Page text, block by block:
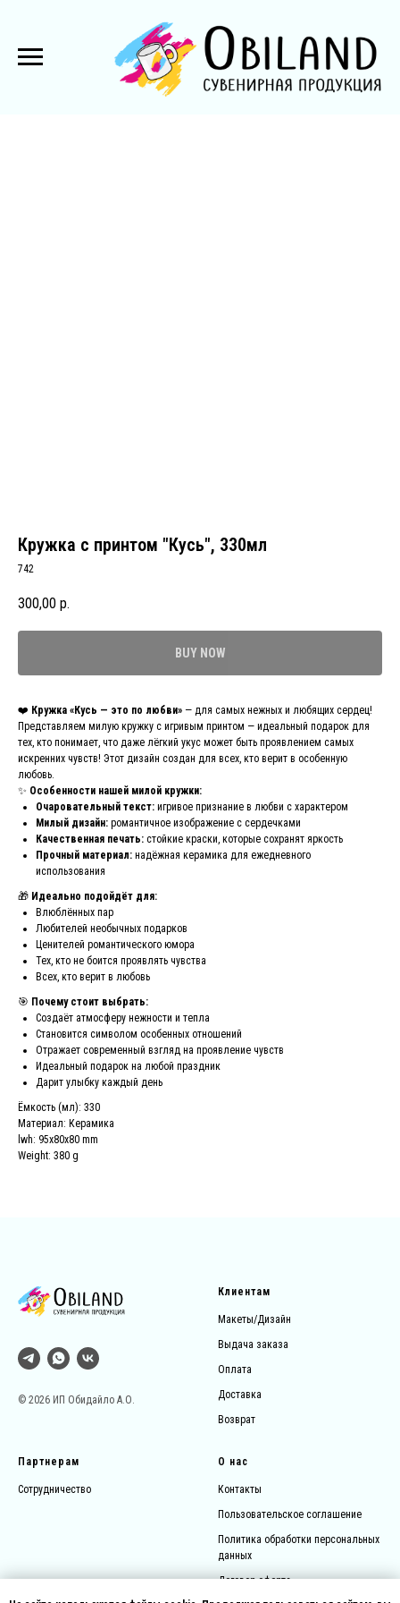
Кружка с принтом "Кусь", 330мл
742
300,00 р.
BUY NOW
❤️ Кружка «Кусь — это по любви» — для самых нежных и любящих сердец!
Представляем милую кружку с игривым принтом — идеальный подарок для
тех, кто понимает, что даже лёгкий укус может быть проявлением самых
искренних чувств! Этот дизайн создан для всех, кто верит в особенную
любовь.
✨ Особенности нашей милой кружки:
Очаровательный текст: игривое признание в любви с характером
Милый дизайн: романтичное изображение с сердечками
Качественная печать: стойкие краски, которые сохранят яркость
Прочный материал: надёжная керамика для ежедневного
использования
🎁 Идеально подойдёт для:
Влюблённых пар
Любителей необычных подарков
Ценителей романтического юмора
Тех, кто не боится проявлять чувства
Всех, кто верит в любовь
🎯 Почему стоит выбрать:
Создаёт атмосферу нежности и тепла
Становится символом особенных отношений
Отражает современный взгляд на проявление чувств
Идеальный подарок на любой праздник
Дарит улыбку каждый день
Ёмкость (мл): 330
Материал: Керамика
lwh: 95x80x80 mm
Weight: 380 g
© 2026 ИП Обидайло А.О.
Клиентам
Макеты/Дизайн
Выдача заказа
Оплата
Доставка
Возврат
Партнерам
Сотрудничество
О нас
Контакты
Пользовательское соглашение
Политика обработки персональных
данных
Договор-оферта